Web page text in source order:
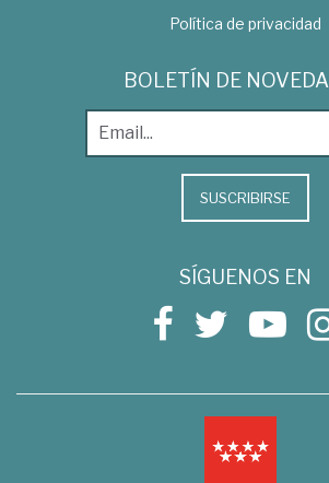
Política de privacidad
BOLETÍN DE
SUSCRIBIRSE
SÍGUENOS EN